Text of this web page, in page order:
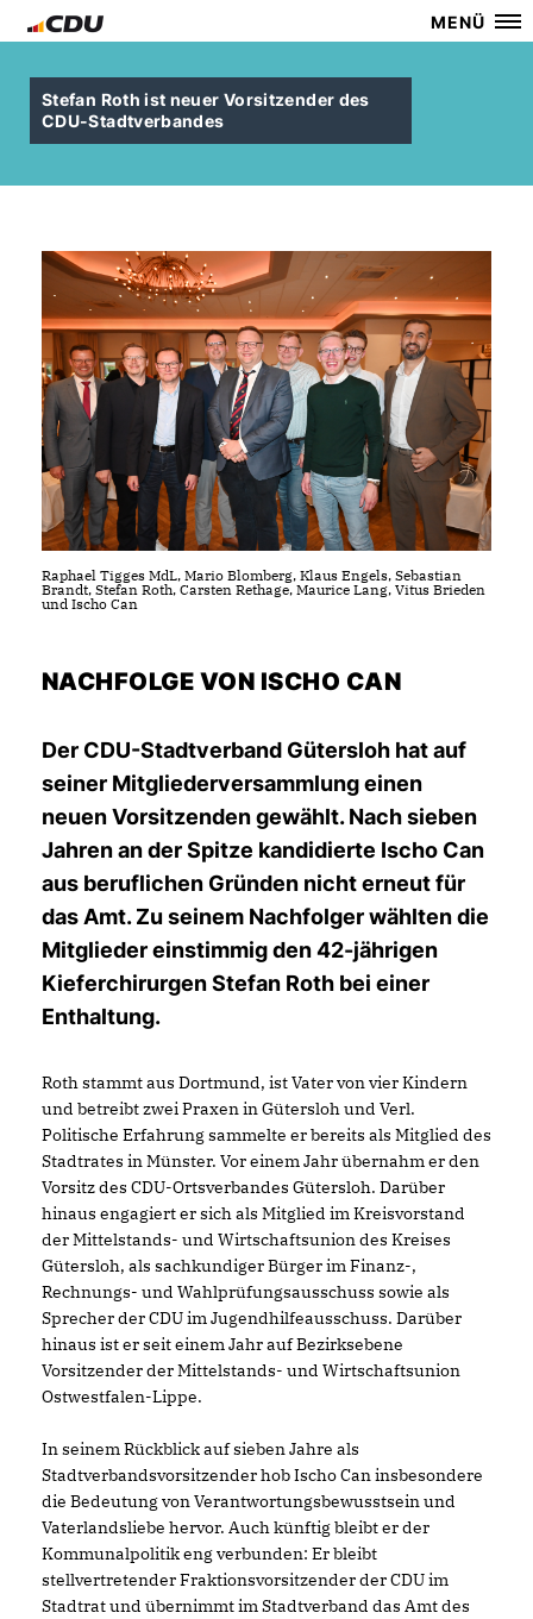
MENÜ
Stefan Roth ist neuer Vorsitzender des
CDU-Stadtverbandes
Raphael Tigges MdL, Mario Blomberg, Klaus Engels, Sebastian
Brandt, Stefan Roth, Carsten Rethage, Maurice Lang, Vitus Brieden
und Ischo Can
NACHFOLGE VON ISCHO CAN
Der CDU-Stadtverband Gütersloh hat auf
seiner Mitgliederversammlung einen
neuen Vorsitzenden gewählt. Nach sieben
Jahren an der Spitze kandidierte Ischo Can
aus beruflichen Gründen nicht erneut für
das Amt. Zu seinem Nachfolger wählten die
Mitglieder einstimmig den 42-jährigen
Kieferchirurgen Stefan Roth bei einer
Enthaltung.
Roth stammt aus Dortmund, ist Vater von vier Kindern
und betreibt zwei Praxen in Gütersloh und Verl.
Politische Erfahrung sammelte er bereits als Mitglied des
Stadtrates in Münster. Vor einem Jahr übernahm er den
Vorsitz des CDU-Ortsverbandes Gütersloh. Darüber
hinaus engagiert er sich als Mitglied im Kreisvorstand
der Mittelstands- und Wirtschaftsunion des Kreises
Gütersloh, als sachkundiger Bürger im Finanz-,
Rechnungs- und Wahlprüfungsausschuss sowie als
Sprecher der CDU im Jugendhilfeausschuss. Darüber
hinaus ist er seit einem Jahr auf Bezirksebene
Vorsitzender der Mittelstands- und Wirtschaftsunion
Ostwestfalen-Lippe.
In seinem Rückblick auf sieben Jahre als
Stadtverbandsvorsitzender hob Ischo Can insbesondere
die Bedeutung von Verantwortungsbewusstsein und
Vaterlandsliebe hervor. Auch künftig bleibt er der
Kommunalpolitik eng verbunden: Er bleibt
stellvertretender Fraktionsvorsitzender der CDU im
Stadtrat und übernimmt im Stadtverband das Amt des